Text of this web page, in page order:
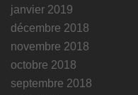
janvier 2019
décembre 2018
novembre 2018
octobre 2018
septembre 2018